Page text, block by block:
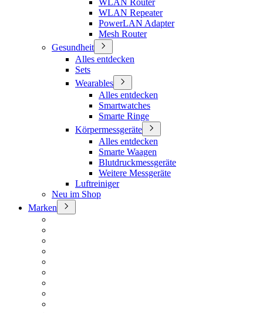
WLAN Router
WLAN Repeater
PowerLAN Adapter
Mesh Router
Gesundheit
Alles entdecken
Sets
Wearables
Alles entdecken
Smartwatches
Smarte Ringe
Körpermessgeräte
Alles entdecken
Smarte Waagen
Blutdruckmessgeräte
Weitere Messgeräte
Luftreiniger
Neu im Shop
Marken